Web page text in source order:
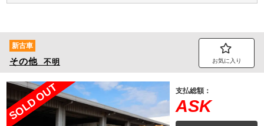
新古車
その他 不明 お気に入り
SOLD OUT 支払総額：
ASK